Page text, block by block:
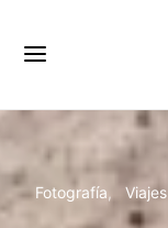
Fotografía Viajes